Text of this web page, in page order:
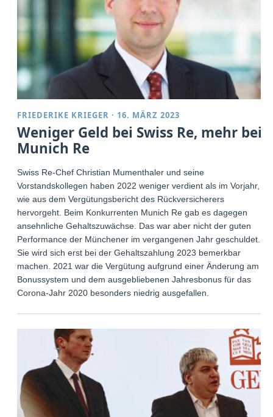
FRIEDERIKE KRIEGER · 16. MÄRZ 2023
Weniger Geld bei Swiss Re, mehr bei
Munich Re
Swiss Re-Chef Christian Mumenthaler und seine
Vorstandskollegen haben 2022 weniger verdient als im Vorjahr,
wie aus dem Vergütungsbericht des Rückversicherers
hervorgeht. Beim Konkurrenten Munich Re gab es dagegen
ansehnliche Gehaltszuwächse. Das war aber nicht der guten
Performance der Münchener im vergangenen Jahr geschuldet.
Sie wird sich erst bei der Gehaltszahlung 2023 bemerkbar
machen. 2021 war die Vergütung aufgrund einer Änderung am
Bonussystem und dem ausgebliebenen Jahresbonus für das
Corona-Jahr 2020 besonders niedrig ausgefallen.